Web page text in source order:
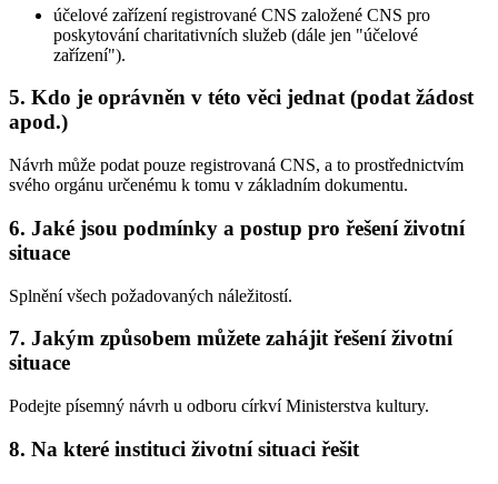
účelové zařízení registrované CNS založené CNS pro
poskytování charitativních služeb (dále jen "účelové
zařízení").
5. Kdo je oprávněn v této věci jednat (podat žádost
apod.)
Návrh může podat pouze registrovaná CNS, a to prostřednictvím
svého orgánu určenému k tomu v základním dokumentu.
6. Jaké jsou podmínky a postup pro řešení životní
situace
Splnění všech požadovaných náležitostí.
7. Jakým způsobem můžete zahájit řešení životní
situace
Podejte písemný návrh u odboru církví Ministerstva kultury.
8. Na které instituci životní situaci řešit